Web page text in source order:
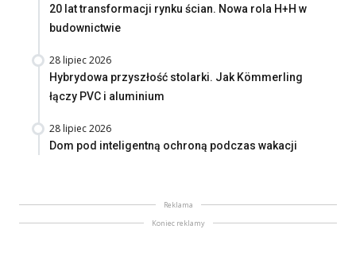
20 lat transformacji rynku ścian. Nowa rola H+H w
budownictwie
28 lipiec 2026
Hybrydowa przyszłość stolarki. Jak Kömmerling
łączy PVC i aluminium
28 lipiec 2026
Dom pod inteligentną ochroną podczas wakacji
Reklama
Koniec reklamy